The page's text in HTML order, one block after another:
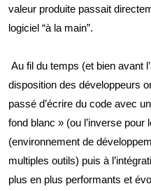
valeur produite passait
logiciel “à la main”.
Au fil du temps (et bien avant
disposition des développeurs
passé d’écrire du code avec
fond blanc » (ou l’inverse
(environnement de dével
multiples outils) puis à
plus en plus performants et